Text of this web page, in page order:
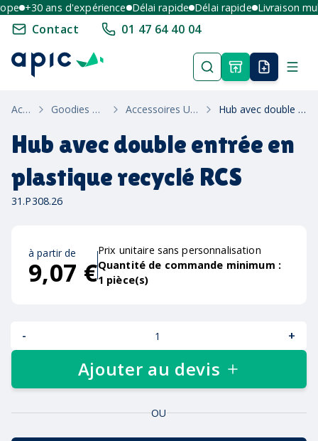
+30 ans d'expérience Délai rapide Délai rapide Livraison
Contact 01 47 64 40 04
Accueil Goodies High-Tech Accessoires Usb Et Souris Hub avec double entrée en plastique recyclé RCS
Hub avec double entrée en
plastique recyclé RCS
31.P308.26
à partir de
9,07 €
Prix unitaire sans personnalisation
Quantité de commande minimum :
1 pièce(s)
- +
Ajouter au devis
OU